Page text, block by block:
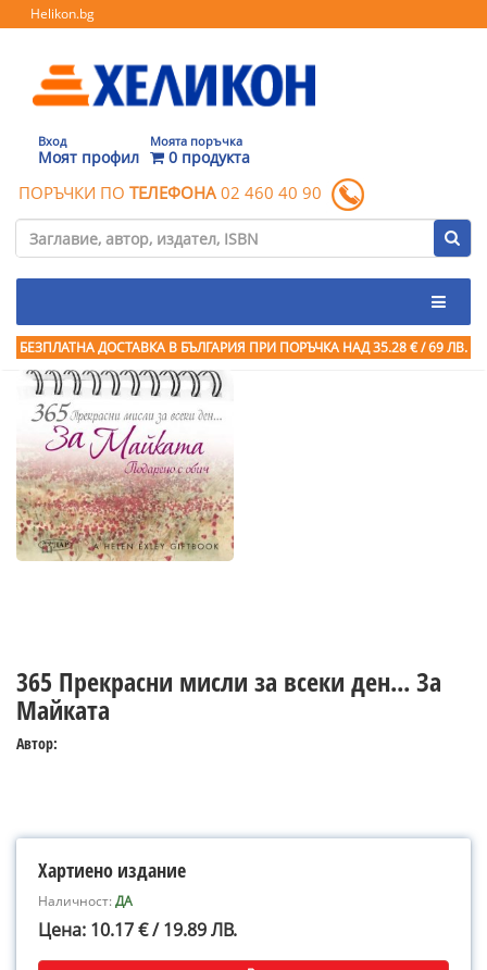
Helikon.bg
Вход
Моят профил
Моята поръчка
0 продукта
ПОРЪЧКИ ПО ТЕЛЕФОНА 02 460 40 90
БЕЗПЛАТНА ДОСТАВКА В БЪЛГАРИЯ ПРИ ПОРЪЧКА НАД 35.28 € / 69 ЛВ.
365 Прекрасни мисли за всеки ден... За
Майката
Автор:
Хартиено издание
Наличност:ДА
Цена: 10.17 € / 19.89 ЛВ.